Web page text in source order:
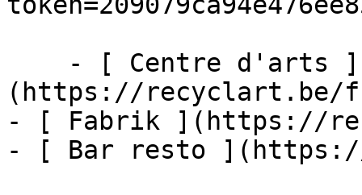
(https://recyclart.be/
- [ Fabrik ](https://
- [ Bar resto